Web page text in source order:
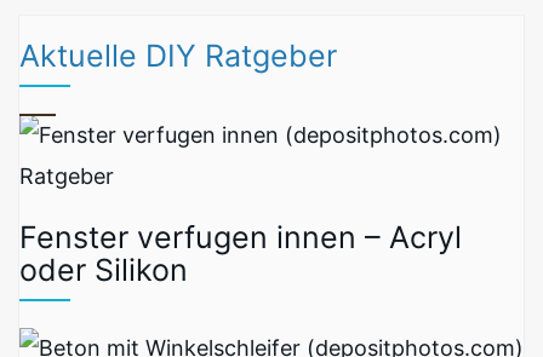
Aktuelle DIY Ratgeber
Ratgeber
Fenster verfugen innen – Acryl
oder Silikon